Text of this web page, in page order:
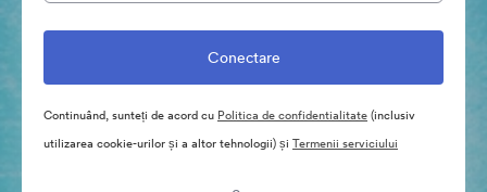
Continuând, sunteți de acord cu Politica de confidentialitate(inclusiv
utilizarea cookie-urilor și a altor tehnologii) și Termenii serviciului